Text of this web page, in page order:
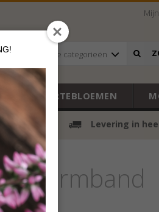
Alle categorieën
GEBOORTEBLOEMEN
Levering in
kt armband